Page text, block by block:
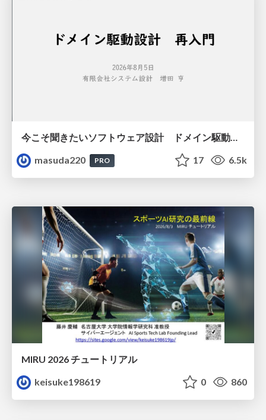
今こそ聞きたいソフトウェア設計 ドメイン駆動設計再入門
masuda220
PRO 17 6.5k
MIRU 2026 チュートリアル
keisuke198619
0 860